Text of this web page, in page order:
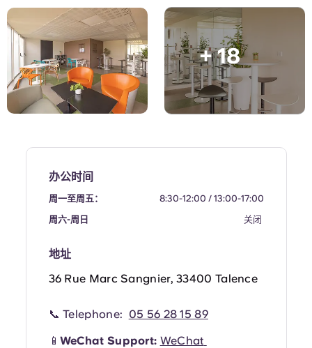
Español
Català
Deutsch
+ 18
办公时间
周一至周五：
8:30-12:00 / 13:00-17:00
周六-周日
关闭
地址
36 Rue Marc Sangnier, 33400 Talence
📞 Telephone: 05 56 28 15 89
📱 WeChat Support: WeChat